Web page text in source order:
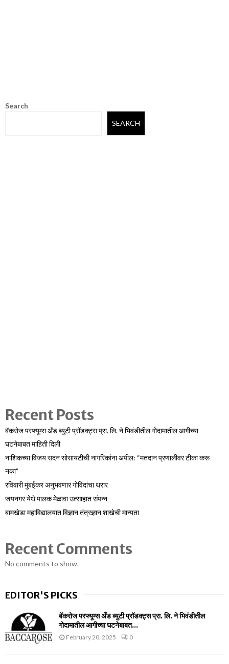
Search
SEARCH
Recent Posts
बॅकरोज परफ्यूम्स अँड ब्युटी प्रॉडक्ट्स प्रा. लि. ने भिवंडीतील गोदामातील आगीच्या
घटनेबाबत माहिती दिली
नाशिकच्या विजय सदन सोसायटीची नागरिकांना अपील: “मतदान प्रणालीवर टीका करू
नका”
रविवारी मुंबईकर अनुभवणार गोविंदांचा थरार
जयनगर येथे पालक मेळावा उत्साहात संपन्न
बामखेडा महाविद्यालयात विज्ञान तंत्रज्ञान शाखेची मान्यता
Recent Comments
No comments to show.
EDITOR'S PICKS
बॅकरोज परफ्यूम्स अँड ब्युटी प्रॉडक्ट्स प्रा. लि. ने भिवंडीतील
गोदामातील आगीच्या घटनेबाबत...
February 20, 2025 0